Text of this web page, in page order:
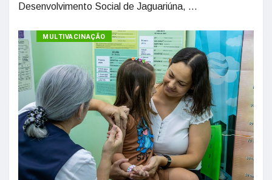
Desenvolvimento Social de Jaguariúna, ...
MULTIVACINAÇÃO